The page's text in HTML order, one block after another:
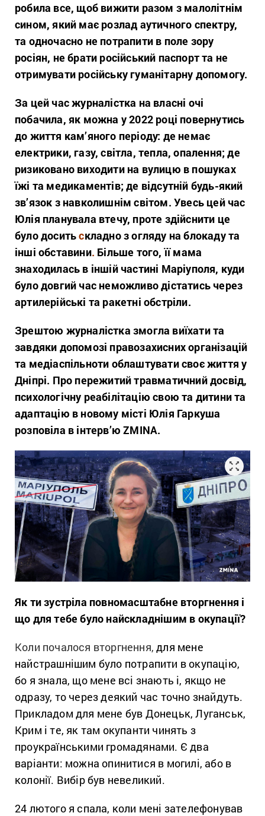
робила все, щоб вижити разом з малолітнім
сином, який має розлад аутичного спектру,
та одночасно не потрапити в поле зору
росіян, не брати російський паспорт та не
отримувати російську гуманітарну допомогу.
За цей час журналістка на власні очі
побачила, як можна у 2022 році повернутись
до життя кам’яного періоду: де немає
електрики, газу, світла, тепла, опалення; де
ризиковано виходити на вулицю в пошуках
їжі та медикаментів; де відсутній будь-який
зв’язок з навколишнім світом. Увесь цей час
Юлія планувала втечу, проте здійснити це
було доситьскладно з огляду на блокаду та
інші обставини. Більше того, її мама
знаходилась в іншій частині Маріуполя, куди
було довгий час неможливо дістатись через
артилерійські та ракетні обстріли.
Зрештою журналістка змогла виїхати та
завдяки допомозі правозахисних організацій
та медіаспільноти облаштувати своє життя у
Дніпрі. Про пережитий травматичний досвід,
психологічну реабілітацію свою та дитини та
адаптацію в новому місті Юлія Гаркуша
розповіла в інтерв’ю ZMINA.
Як ти зустріла повномасштабне вторгнення і
що для тебе було найскладнішим в окупації?
Коли почалося вторгнення, для мене
найстрашнішим було потрапити в окупацію,
бо я знала, що мене всі знають і, якщо не
одразу, то через деякий час точно знайдуть.
Прикладом для мене був Донецьк, Луганськ,
Крим і те, як там окупанти чинять з
проукраїнськими громадянами. Є два
варіанти: можна опинитися в могилі, або в
колонії. Вибір був невеликий.
24 лютого я спала, коли мені зателефонував